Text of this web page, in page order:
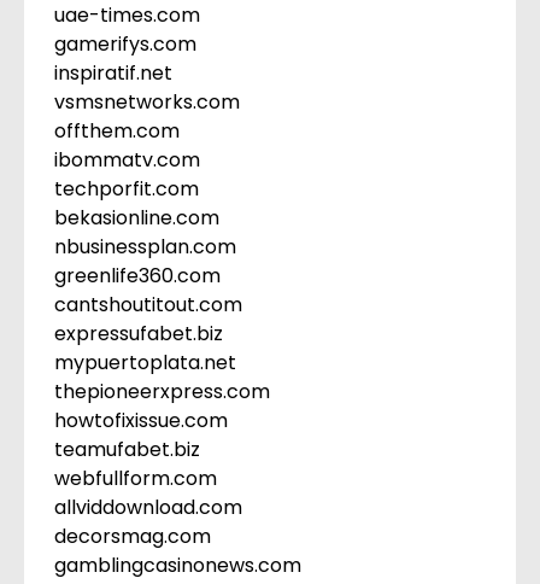
uae-times.com
gamerifys.com
inspiratif.net
vsmsnetworks.com
offthem.com
ibommatv.com
techporfit.com
bekasionline.com
nbusinessplan.com
greenlife360.com
cantshoutitout.com
expressufabet.biz
mypuertoplata.net
thepioneerxpress.com
howtofixissue.com
teamufabet.biz
webfullform.com
allviddownload.com
decorsmag.com
gamblingcasinonews.com